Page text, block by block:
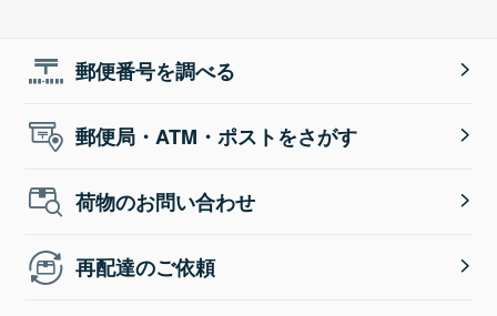
郵便番号を調べる
郵便局・ATM・ポストをさがす
荷物のお問い合わせ
再配達のご依頼